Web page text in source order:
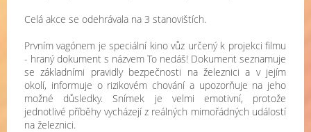
Celá akce se odehrávala na 3 stanovištích.
Prvním vagónem je speciální kino vůz určený k projekci filmu
- hraný dokument s názvem To nedáš! Dokument seznamuje
se základními pravidly bezpečnosti na železnici a v jejím
okolí, informuje o rizikovém chování a upozorňuje na jeho
možné důsledky. Snímek je velmi emotivní, protože
jednotlivé příběhy vycházejí z reálných mimořádných událostí
na železnici.